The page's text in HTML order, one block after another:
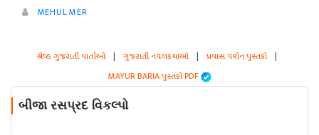
MEHUL MER
શ્રેષ્ઠ ગુજરાતી વાર્તાઓ | ગુજરાતી નવલકથાઓ | પ્રવાસ વર્ણન પુસ્તકો |
MAYUR BARIA પુસ્તકો PDF
બીજા રસપ્રદ વિકલ્પો